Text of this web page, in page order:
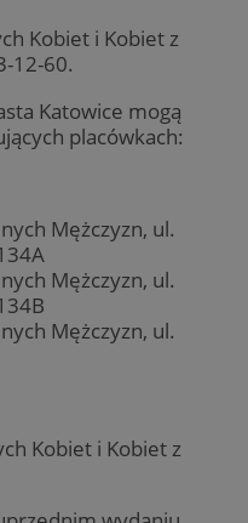
Kobiet i Kobiet z
12-60.
Katowice mogą
placówkach:
Mężczyzn, ul.
Mężczyzn, ul.
Mężczyzn, ul.
Kobiet i Kobiet z